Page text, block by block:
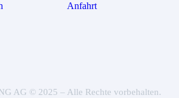
Anfahrt
AG © 2025 – Alle Rechte vorbehalten.